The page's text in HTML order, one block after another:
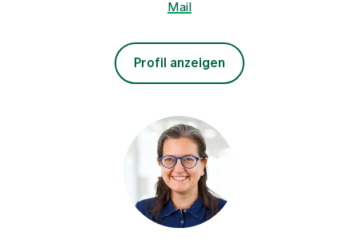
Mail
Profil anzeigen